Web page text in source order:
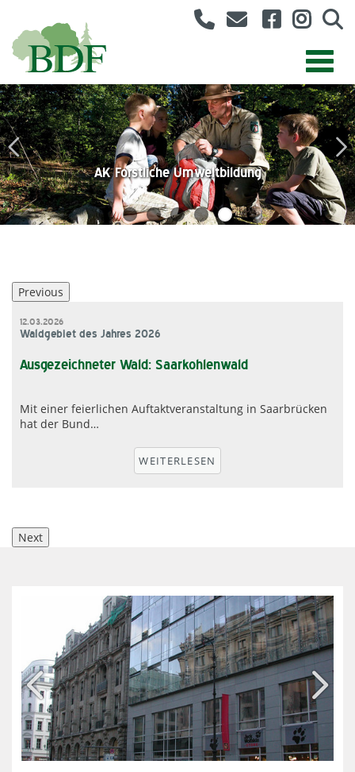
Bund Deutscher Forstleute
BDF-Jugend
Forstwirtvertretung
Berufsbilder
Angestelltenvertretung
AK Forstliche Umweltbildung
BDF für Klimaschutz
Previous
12.03.2026
Waldgebiet des Jahres 2026
Ausgezeichneter Wald: Saarkohlenwald
Mit einer feierlichen Auftaktveranstaltung in Saarbrücken
hat der Bund…
WEITERLESEN
Next